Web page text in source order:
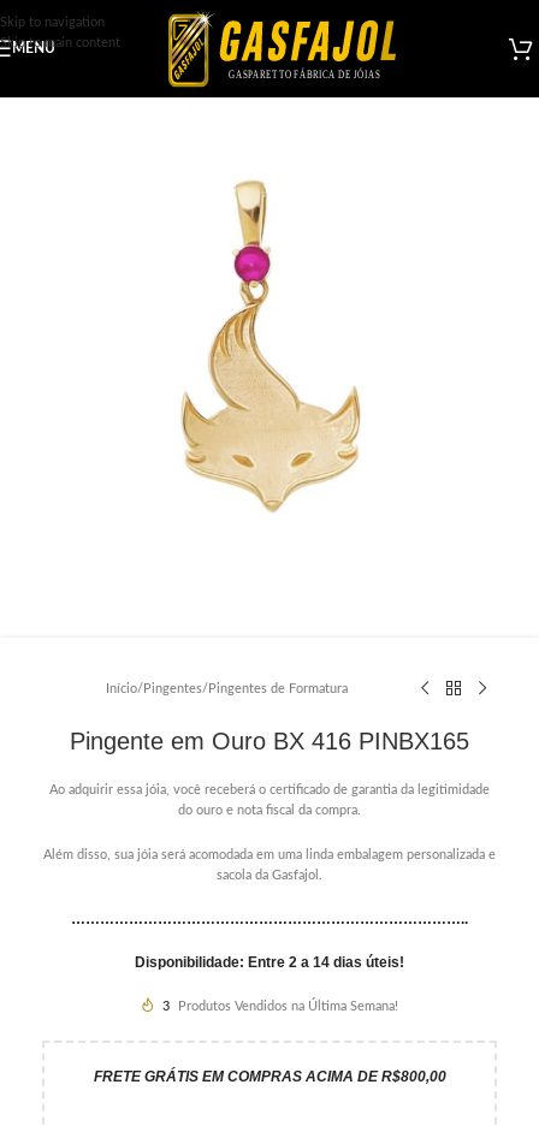
Skip to navigation
Skip to main content
MENU
Início/ Pingentes/ Pingentes de Formatura
Pingente em Ouro BX 416 PINBX165
Ao adquirir essa jóia, você receberá o certificado de garantia da legitimidade
do ouro e nota fiscal da compra.
Além disso, sua jóia será acomodada em uma linda embalagem personalizada e
sacola da Gasfajol.
………………………………………………………………………..
Disponibilidade: Entre 2 a 14 dias úteis!
3 Produtos Vendidos na Última Semana!
FRETE GRÁTIS EM COMPRAS ACIMA DE R$800,00